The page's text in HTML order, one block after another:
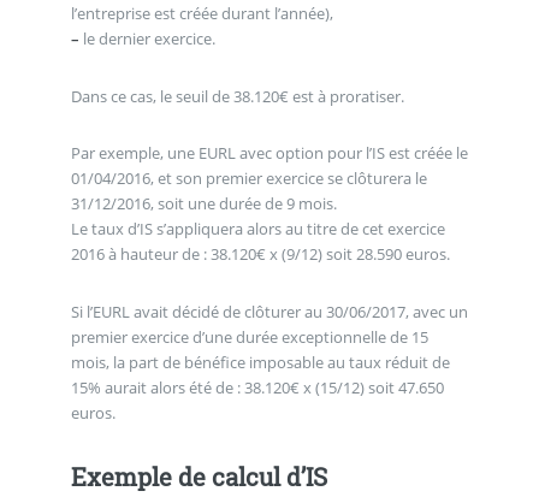
l’entreprise est créée durant l’année),
– le dernier exercice.
Dans ce cas, le seuil de 38.120€ est à proratiser.
Par exemple, une EURL avec option pour l’IS est créée le
01/04/2016, et son premier exercice se clôturera le
31/12/2016, soit une durée de 9 mois.
Le taux d’IS s’appliquera alors au titre de cet exercice
2016 à hauteur de : 38.120€ x (9/12) soit 28.590 euros.
Si l’EURL avait décidé de clôturer au 30/06/2017, avec un
premier exercice d’une durée exceptionnelle de 15
mois, la part de bénéfice imposable au taux réduit de
15% aurait alors été de : 38.120€ x (15/12) soit 47.650
euros.
Exemple de calcul d’IS